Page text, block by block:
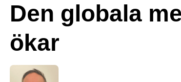
Den globala
ökar